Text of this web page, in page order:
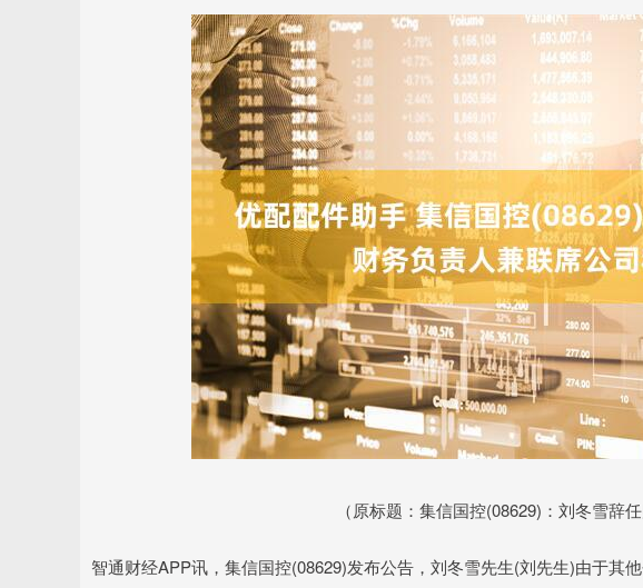
（原标题：集信国控(08629)：刘冬雪辞
智通财经APP讯，集信国控(08629)发布公告，刘冬雪先生(刘先生)由于其